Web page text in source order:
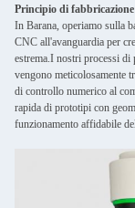
Principio di
In Barana, operiamo sulla
CNC all'avanguardia per
estrema.I nostri processi
vengono meticolosamente
di controllo numerico al
rapida di prototipi con
funzionamento affidabile